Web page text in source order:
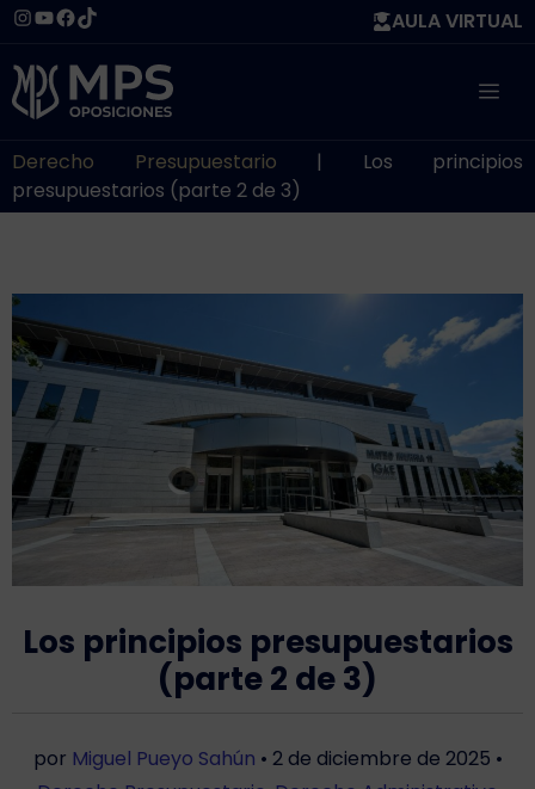
Saltar
contenido
Instagram
YouTube
Facebook
TikTok AULA VIRTUAL
Derecho Presupuestario | Los principios
presupuestarios (parte 2 de 3)
Los principios presupuestarios
(parte 2 de 3)
por Miguel Pueyo Sahún • 2 de diciembre de 2025 •